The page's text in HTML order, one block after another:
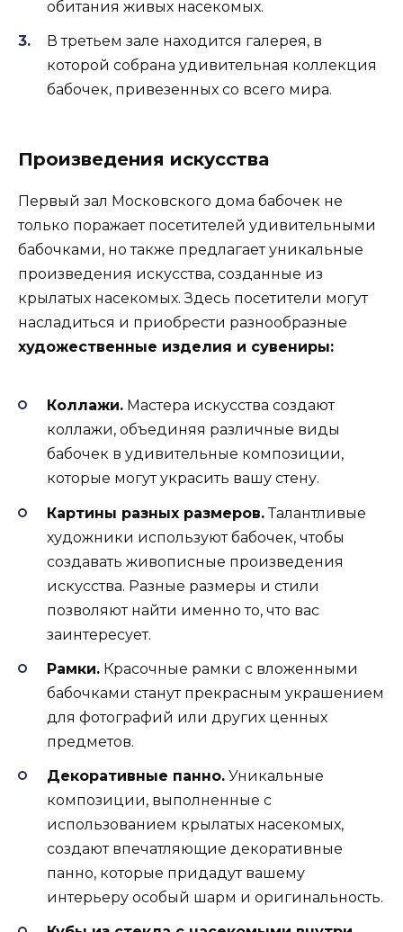
обитания живых насекомых.
В третьем зале находится галерея, в
которой собрана удивительная коллекция
бабочек, привезенных со всего мира.
Произведения искусства
Первый зал Московского дома бабочек не
только поражает посетителей удивительными
бабочками, но также предлагает уникальные
произведения искусства, созданные из
крылатых насекомых. Здесь посетители могут
насладиться и приобрести разнообразные
художественные изделия и сувениры:
Коллажи. Мастера искусства создают
коллажи, объединяя различные виды
бабочек в удивительные композиции,
которые могут украсить вашу стену.
Картины разных размеров.Талантливые
художники используют бабочек, чтобы
создавать живописные произведения
искусства. Разные размеры и стили
позволяют найти именно то, что вас
заинтересует.
Рамки. Красочные рамки с вложенными
бабочками станут прекрасным украшением
для фотографий или других ценных
предметов.
Декоративные панно. Уникальные
композиции, выполненные с
использованием крылатых насекомых,
создают впечатляющие декоративные
панно, которые придадут вашему
интерьеру особый шарм и оригинальность.